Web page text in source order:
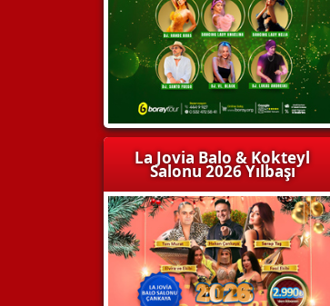
La Jovia Balo & Kokteyl
Salonu 2026 Yılbaşı